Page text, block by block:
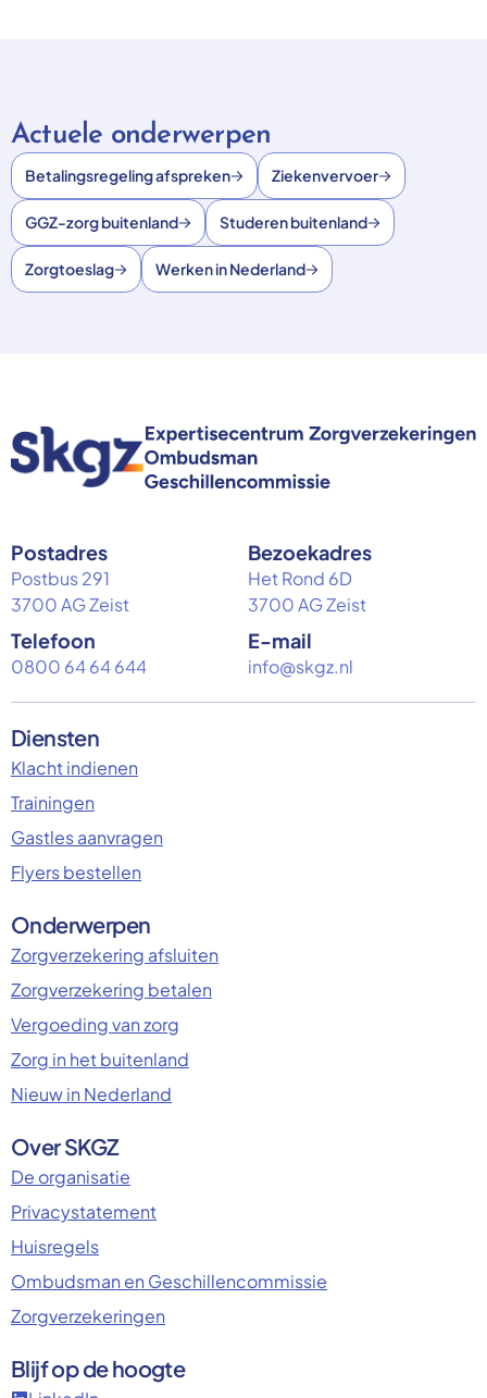
Actuele onderwerpen
Betalingsregeling afspreken Ziekenvervoer
GGZ-zorg buitenland Studeren buitenland
Zorgtoeslag Werken in Nederland
Postadres
Postbus 291
3700 AG Zeist
Bezoekadres
Het Rond 6D
3700 AG Zeist
Telefoon
0800 64 64 644
E-mail
info@skgz.nl
Diensten
Klacht indienen
Trainingen
Gastles aanvragen
Flyers bestellen
Onderwerpen
Zorgverzekering afsluiten
Zorgverzekering betalen
Vergoeding van zorg
Zorg in het buitenland
Nieuw in Nederland
Over SKGZ
De organisatie
Privacystatement
Huisregels
Ombudsman en Geschillencommissie
Zorgverzekeringen
Blijf op de hoogte